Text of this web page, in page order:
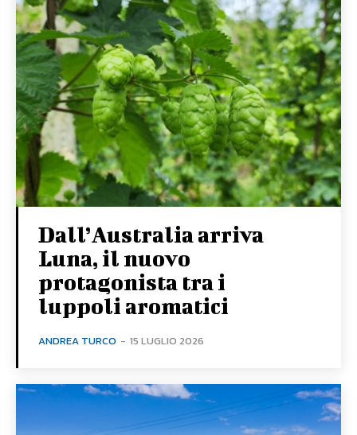
Dall’Australia arriva
Luna, il nuovo
protagonista tra i
luppoli aromatici
ANDREA TURCO - 15 LUGLIO 2026